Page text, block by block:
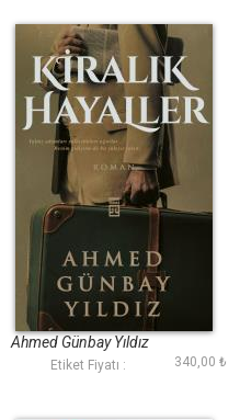
Kiralık Hayaller
Ahmed Günbay Yıldız
Etiket Fiyatı : 340,00 ₺